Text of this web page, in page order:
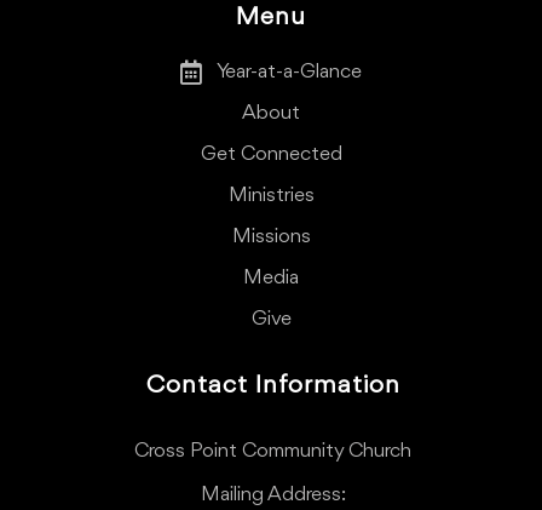
Menu
Year-at-a-Glance
About
Get Connected
Ministries
Missions
Media
Give
Contact Information
Cross Point Community Church
Mailing Address: